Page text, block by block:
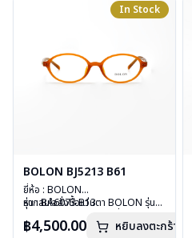
In Stock
BOLON BJ5213 B61
ยี่ห้อ : BOLON
รุ่น : BA6073 B13
เลนส์ : Demo Lenses
หากสนใจสั่งชื้อแว่นตา BOLON รุ่น
กรุณาติดต่อเราคลิก
฿4,500.00 หยิบลงตะกร้า